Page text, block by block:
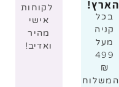
הארץ!
בכל
קניה
מעל
499
₪
המשלוח
לקוחות
אישי
מהיר
ואדיב!